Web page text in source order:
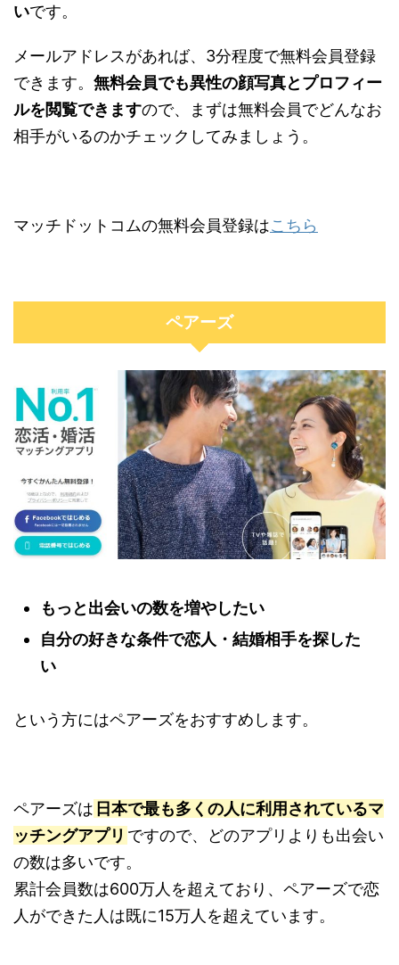
いです。
メールアドレスがあれば、3分程度で無料会員登録
できます。 無料会員でも異性の顔写真とプロフィー
ルを閲覧できますので、まずは無料会員でどんなお
相手がいるのかチェックしてみましょう。
マッチドットコムの無料会員登録はこちら
ペアーズ
もっと出会いの数を増やしたい
自分の好きな条件で恋人・結婚相手を探した
い
という方にはペアーズをおすすめします。
ペアーズは 日本で最も多くの人に利用されているマ
ッチングアプリ ですので、どのアプリよりも出会い
の数は多いです。
累計会員数は600万人を超えており、ペアーズで恋
人ができた人は既に15万人を超えています。